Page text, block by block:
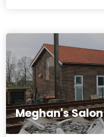
Meghan's Salon